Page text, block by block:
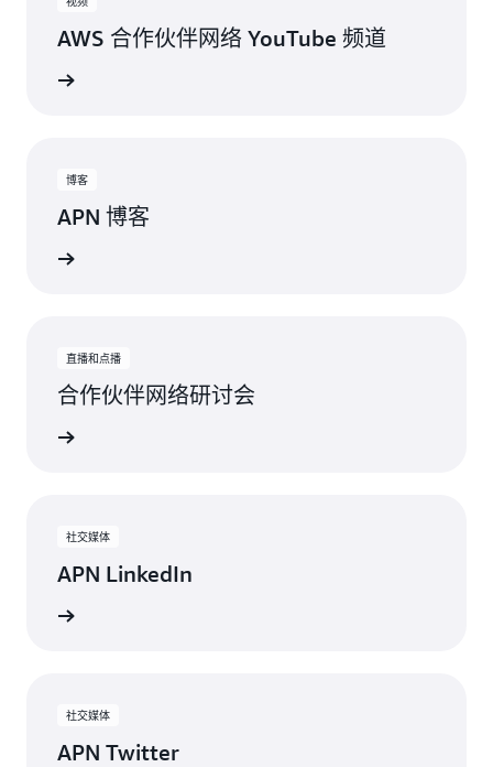
AWS 合作伙伴网络 YouTube 频道
博客
APN 博客
直播和点播
合作伙伴网络研讨会
社交媒体
APN LinkedIn
社交媒体
APN Twitter